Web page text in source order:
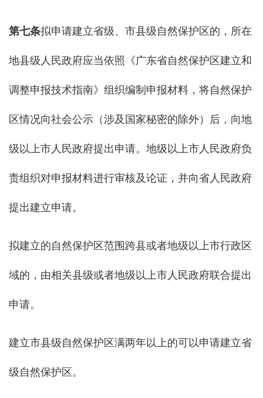
第七条拟申请建立省级、市县级自然保护区的，所在
地县级人民政府应当依照《广东省自然保护区建立和
调整申报技术指南》组织编制申报材料，将自然保护
区情况向社会公示（涉及国家秘密的除外）后，向地
级以上市人民政府提出申请。地级以上市人民政府负
责组织对申报材料进行审核及论证，并向省人民政府
提出建立申请。
拟建立的自然保护区范围跨县或者地级以上市行政区
域的，由相关县级或者地级以上市人民政府联合提出
申请。
建立市县级自然保护区满两年以上的可以申请建立省
级自然保护区。